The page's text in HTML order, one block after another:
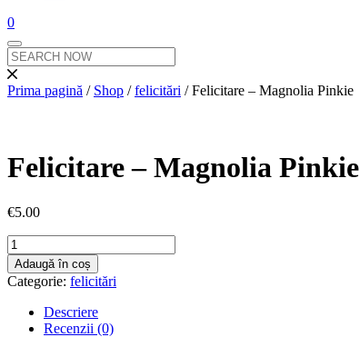
0
Prima pagină / Shop /felicitări / Felicitare – Magnolia Pinkie
Felicitare – Magnolia Pinkie
€5.00
Cantitate
Felicitare
-
Magnolia
Pinkie
Adaugă în coș
Categorie: felicitări
Descriere
Recenzii (0)